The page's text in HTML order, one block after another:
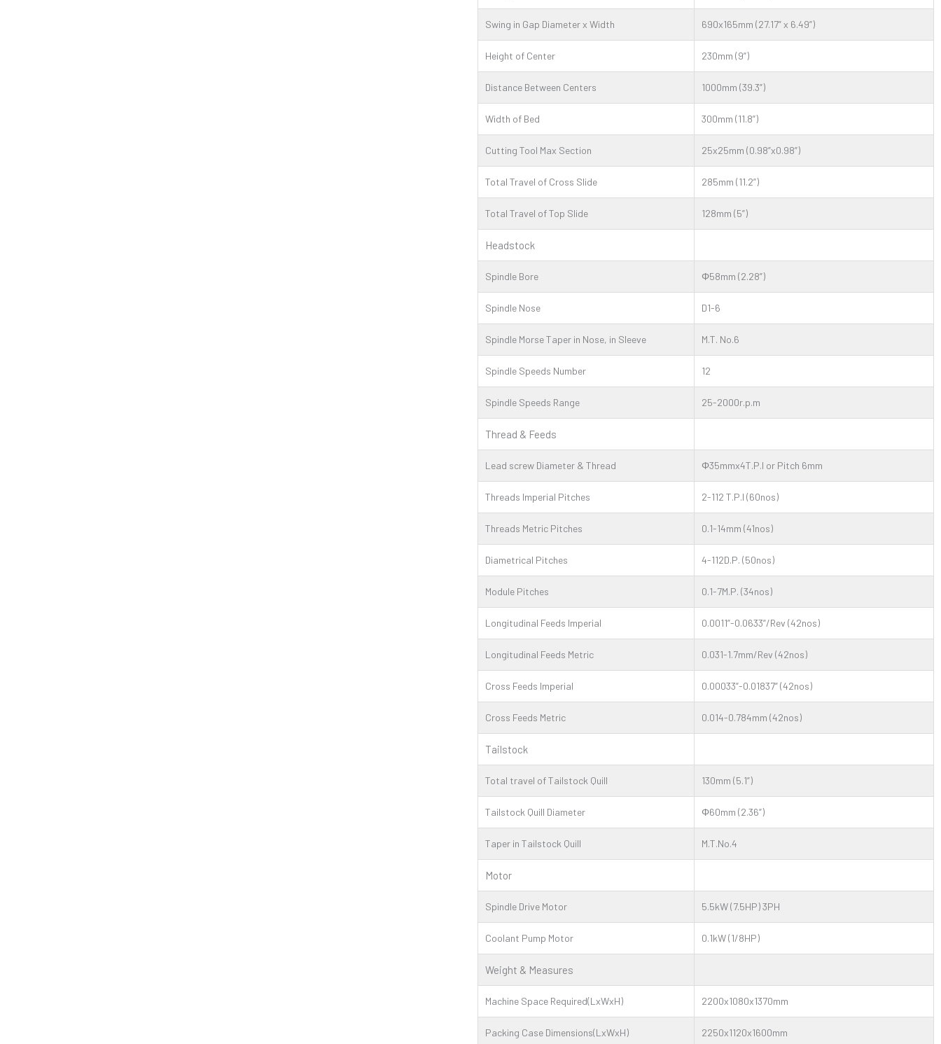
Swing in Gap Diameter x Width 690x165mm (27.17” x 6.49”)
Height of Center 230mm (9”)
Distance Between Centers 1000mm (39.3”)
Width of Bed 300mm (11.8”)
Cutting Tool Max Section 25x25mm (0.98”x0.98”)
Total Travel of Cross Slide 285mm (11.2”)
Total Travel of Top Slide 128mm (5”)
Headstock
Spindle Bore Φ58mm (2.28”)
Spindle Nose D1-6
Spindle Morse Taper in Nose, in Sleeve M.T. No.6
Spindle Speeds Number 12
Spindle Speeds Range 25-2000r.p.m
Thread & Feeds
Lead screw Diameter & Thread Φ35mmx4T.P.I or Pitch 6mm
Threads Imperial Pitches 2-112 T.P.I (60nos)
Threads Metric Pitches 0.1-14mm (41nos)
Diametrical Pitches 4-112D.P. (50nos)
Module Pitches 0.1-7M.P. (34nos)
Longitudinal Feeds Imperial 0.0011”-0.0633”/Rev (42nos)
Longitudinal Feeds Metric 0.031-1.7mm/Rev (42nos)
Cross Feeds Imperial 0.00033”-0.01837” (42nos)
Cross Feeds Metric 0.014-0.784mm (42nos)
Tailstock
Total travel of Tailstock Quill 130mm (5.1”)
Tailstock Quill Diameter Φ60mm (2.36”)
Taper in Tailstock Quill M.T.No.4
Motor
Spindle Drive Motor 5.5kW (7.5HP) 3PH
Coolant Pump Motor 0.1kW (1/8HP)
Weight & Measures
Machine Space Required(LxWxH) 2200x1080x1370mm
Packing Case Dimensions(LxWxH) 2250x1120x1600mm